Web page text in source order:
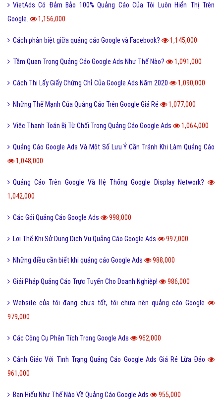
VietAds Có Đảm Bảo 100% Quảng Cáo Của Tôi Luôn Hiển Thị Trên
Google.
1,156,000
Cách phân biệt giữa quảng cáo Google và Facebook? 1,145,000
Tầm Quan Trọng Quảng Cáo Google Ads Như Thế Nào? 1,091,000
Cách Thi Lấy Giấy Chứng Chỉ Của Google Ads Năm 2020 1,090,000
Những Thế Mạnh Của Quảng Cáo Trên Google Giá Rẻ 1,077,000
Việc Thanh Toán Bị Từ Chối Trong Quảng Cáo Google Ads 1,064,000
Quảng Cáo Google Ads Và Một Số Lưu Ý Cần Tránh Khi Làm Quảng Cáo
1,048,000
Quảng Cáo Trên Google Và Hệ Thống Google Display Network?
1,042,000
Các Gói Quảng Cáo Google Ads 998,000
Lợi Thế Khi Sử Dụng Dịch Vụ Quảng Cáo Google Ads 997,000
Những điều cần biết khi quảng cáo Google Ads 988,000
Giải Pháp Quảng Cáo Trực Tuyến Cho Doanh Nghiệp! 986,000
Website của tôi đang chưa tốt, tôi chưa nên quảng cáo Google
979,000
Các Cộng Cụ Phân Tích Trong Google Ads 962,000
Cảnh Giác Với Tình Trạng Quảng Cáo Google Ads Giá Rẻ Lừa Đảo
961,000
Bạn Hiểu Như Thế Nào Về Quảng Cáo Google Ads 955,000